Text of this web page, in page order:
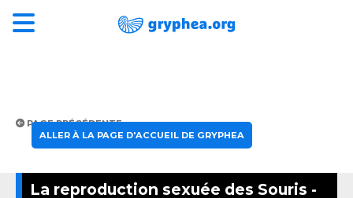
PAGE PRÉCÉDENTE
ALLER À LA PAGE D'ACCUEIL DE GRYPHEA
La reproduction sexuée des Souris -